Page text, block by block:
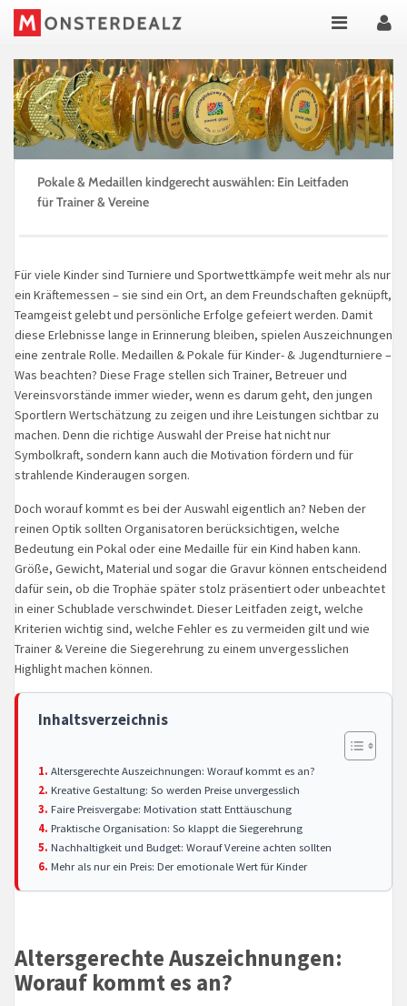
Pokale & Medaillen kindgerecht auswählen: Ein Leitfaden
für Trainer & Vereine
Für viele Kinder sind Turniere und Sportwettkämpfe weit mehr als nur
ein Kräftemessen – sie sind ein Ort, an dem Freundschaften geknüpft,
Teamgeist gelebt und persönliche Erfolge gefeiert werden. Damit
diese Erlebnisse lange in Erinnerung bleiben, spielen Auszeichnungen
eine zentrale Rolle. Medaillen & Pokale für Kinder- & Jugendturniere –
Was beachten? Diese Frage stellen sich Trainer, Betreuer und
Vereinsvorstände immer wieder, wenn es darum geht, den jungen
Sportlern Wertschätzung zu zeigen und ihre Leistungen sichtbar zu
machen. Denn die richtige Auswahl der Preise hat nicht nur
Symbolkraft, sondern kann auch die Motivation fördern und für
strahlende Kinderaugen sorgen.
Doch worauf kommt es bei der Auswahl eigentlich an? Neben der
reinen Optik sollten Organisatoren berücksichtigen, welche
Bedeutung ein Pokal oder eine Medaille für ein Kind haben kann.
Größe, Gewicht, Material und sogar die Gravur können entscheidend
dafür sein, ob die Trophäe später stolz präsentiert oder unbeachtet
in einer Schublade verschwindet. Dieser Leitfaden zeigt, welche
Kriterien wichtig sind, welche Fehler es zu vermeiden gilt und wie
Trainer & Vereine die Siegerehrung zu einem unvergesslichen
Highlight machen können.
Inhaltsverzeichnis
Altersgerechte Auszeichnungen: Worauf kommt es an?
Kreative Gestaltung: So werden Preise unvergesslich
Faire Preisvergabe: Motivation statt Enttäuschung
Praktische Organisation: So klappt die Siegerehrung
Nachhaltigkeit und Budget: Worauf Vereine achten sollten
Mehr als nur ein Preis: Der emotionale Wert für Kinder
Altersgerechte Auszeichnungen:
Worauf kommt es an?